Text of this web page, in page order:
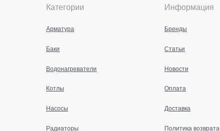
Категории
Арматура
Баки
Водонагреватели
Котлы
Насосы
Радиаторы
Информация
Бренды
Статьи
Новости
Оплата
Доставка
Политика возврата